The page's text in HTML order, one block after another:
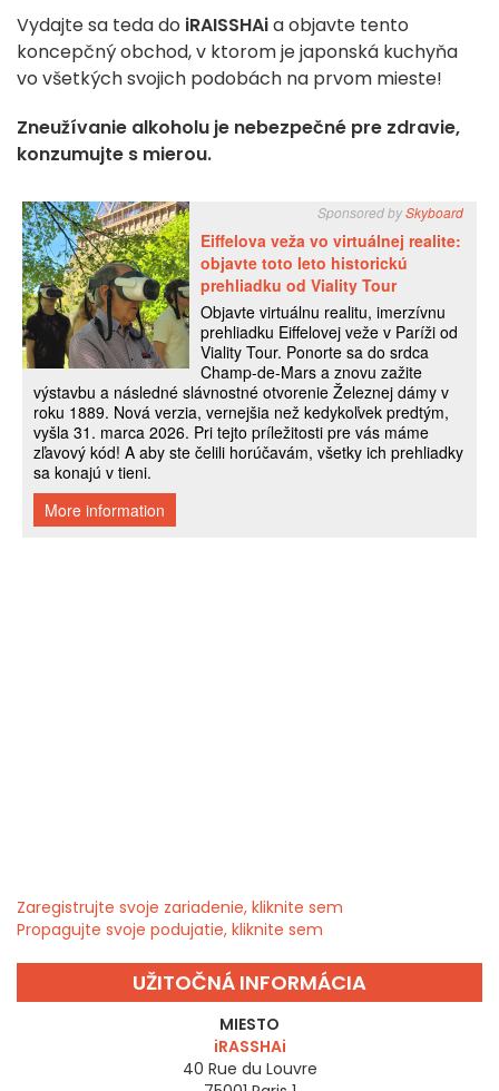
Vydajte sa teda do iRAISSHAia objavte tento
koncepčný obchod, v ktorom je japonská kuchyňa
vo všetkých svojich podobách na prvom mieste!
Zneužívanie alkoholu je nebezpečné pre zdravie,
konzumujte s mierou.
Zaregistrujte svoje zariadenie, kliknite sem
Propagujte svoje podujatie, kliknite sem
UŽITOČNÁ INFORMÁCIA
MIESTO
iRASSHAi
40 Rue du Louvre